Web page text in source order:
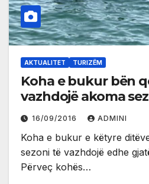
AKTUALITET TURIZËM
Koha e bukur bën
vazhdojë akoma
16/09/2016 ADMINI
Koha e bukur e këtyre
sezoni të vazhdojë edhe
Përveç kohës…